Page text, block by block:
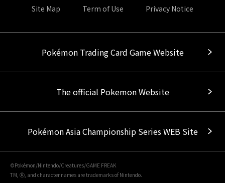
Site Map Term of Use Privacy Notice
Pokémon Trading Card Game Website
The official Pokemon Website
Pokémon Asia Championship Series WEB Site
©Pokémon/Nintendo/Creatures/GAME FREAK
TM, Ⓡ, and character names are trademarks of Nintendo.